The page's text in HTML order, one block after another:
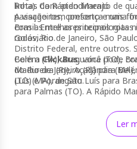
linha). Com atendimento de
passageiros, conforto e uma
com as melhores tecnologias
rodoviário.
Rotas da Rápido Marajó
A viação tem presença mais
Brasil. Entre as principais
Goiás, Rio de Janeiro, São
Distrito Federal, entre outros.
Belém (PA), Araguaína (TO),
Madureira (RJ), Açailândia
(TO) e Porangatu.
Com aClickBus, você pode
do Rio de Janeiro (RJ) para
Luís (MA), de São Luís para
para Palmas (TO). A Rápido
(GO) e Rio de Janeiro (RJ).
para Paragominas, de Brasília
Ler